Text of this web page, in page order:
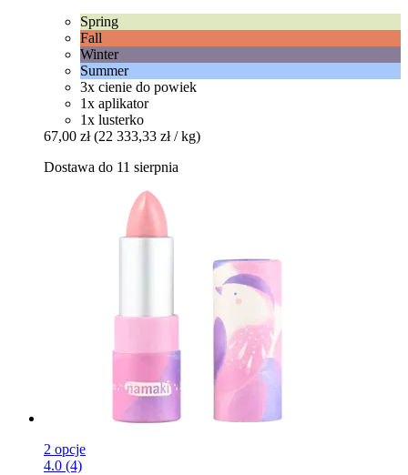
Spring
Fall
Winter
Summer
3x cienie do powiek
1x aplikator
1x lusterko
67,00 zł (22 333,33 zł / kg)
Dostawa do 11 sierpnia
2 opcje
4.0 (4)